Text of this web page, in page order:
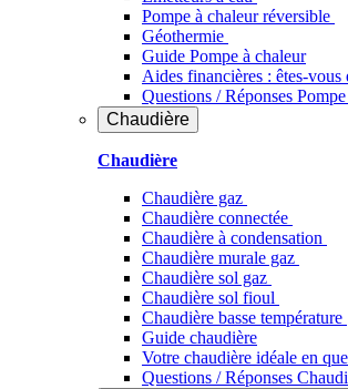
Pompe à chaleur réversible
Géothermie
Guide Pompe à chaleur
Aides financières : êtes-vous
Questions / Réponses
Chaudière
Chaudière
Chaudière gaz
Chaudière connectée
Chaudière à condensation
Chaudière murale gaz
Chaudière sol gaz
Chaudière sol fioul
Chaudière basse température
Guide chaudière
Votre chaudière idéale en
Questions / Réponses